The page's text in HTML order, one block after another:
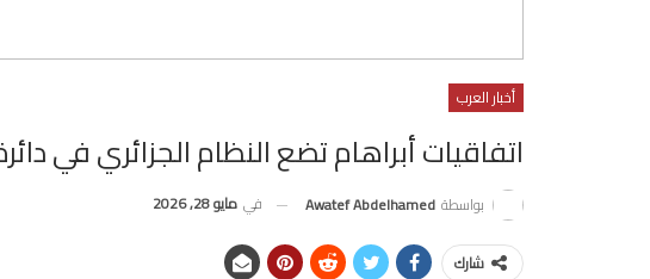
أخبار العرب
اتفاقيات أبراهام تضع النظام الجزائري في
بواسطة Awatef Abdelhamed في مايو 28, 2026
شارك